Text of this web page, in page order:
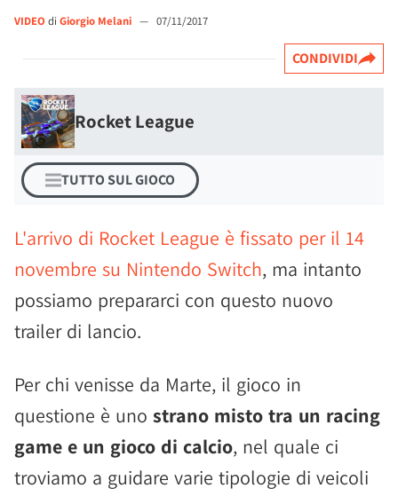
VIDEO di Giorgio Melani — 07/11/2017
CONDIVIDI
Rocket League
TUTTO SUL GIOCO
L'arrivo di Rocket League è fissato per il 14
novembre su Nintendo Switch, ma intanto
possiamo prepararci con questo nuovo
trailer di lancio.
Per chi venisse da Marte, il gioco in
questione è uno strano misto tra un racing
game e un gioco di calcio, nel quale ci
troviamo a guidare varie tipologie di veicoli